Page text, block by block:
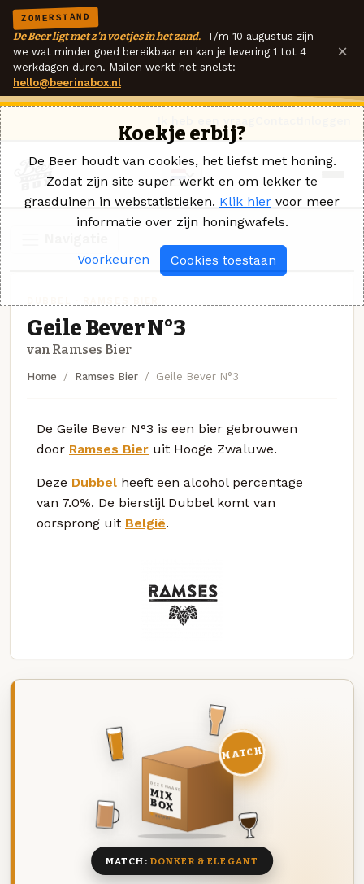
ZOMERSTAND
De Beer ligt met z'n voetjes in het zand. T/m 10 augustus zijn
we wat minder goed bereikbaar en kan je levering 1 tot 4
werkdagen duren. Mailen werkt het snelst:
hello@beerinabox.nl
×
Geile Bever N°3
van Ramses Bier
Home Ramses Bier Geile Bever N°3
De Geile Bever N°3 is een bier gebrouwen
door Ramses Bier uit Hooge Zwaluwe.
Deze Dubbel heeft een alcohol percentage
van 7.0%. De bierstijl Dubbel komt van
oorsprong uit België.
DEZE MAAND
MIX
BOX
8 BIEREN
MATCH
MATCH: DONKER & ELEGANT
Koekje erbij?
De Beer houdt van cookies, het liefst met honing.
Zodat zijn site super werkt en om lekker te
grasduinen in webstatistieken. Klik hier voor meer
informatie over zijn honingwafels.
Voorkeuren Cookies toestaan